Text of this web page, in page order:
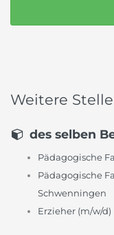
Weitere
des selben
Pädagogische
Pädagogische
Schwenningen
Erzieher (m/w/